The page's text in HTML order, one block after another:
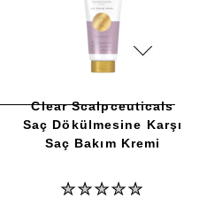
Clear Scalpceuticals
Saç Dökülmesine Karşı
Saç Bakım Kremi
Bu
product